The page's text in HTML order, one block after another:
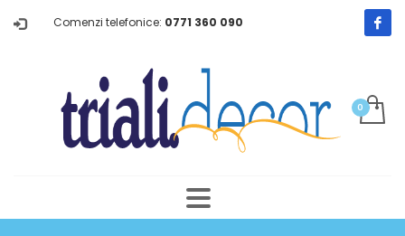
Comenzi telefonice: 0771 360 090